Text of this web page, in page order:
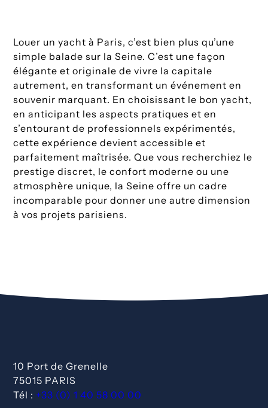
Louer un yacht à Paris, c’est bien plus qu’une
simple balade sur la Seine. C’est une façon
élégante et originale de vivre la capitale
autrement, en transformant un événement en
souvenir marquant. En choisissant le bon yacht,
en anticipant les aspects pratiques et en
s’entourant de professionnels expérimentés,
cette expérience devient accessible et
parfaitement maîtrisée. Que vous recherchiez le
prestige discret, le confort moderne ou une
atmosphère unique, la Seine offre un cadre
incomparable pour donner une autre dimension
à vos projets parisiens.
10 Port de Grenelle
75015 PARIS
Tél : +33 (0) 1 40 58 00 00